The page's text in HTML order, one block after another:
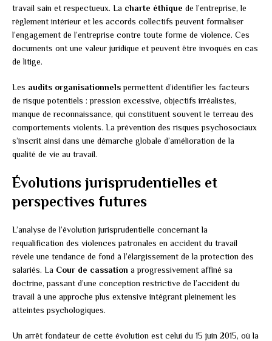
travail sain et respectueux. La charte éthique de l’entreprise, le
règlement intérieur et les accords collectifs peuvent formaliser
l’engagement de l’entreprise contre toute forme de violence. Ces
documents ont une valeur juridique et peuvent être invoqués en cas
de litige.
Les audits organisationnelspermettent d’identifier les facteurs
de risque potentiels : pression excessive, objectifs irréalistes,
manque de reconnaissance, qui constituent souvent le terreau des
comportements violents. La prévention des risques psychosociaux
s’inscrit ainsi dans une démarche globale d’amélioration de la
qualité de vie au travail.
Évolutions jurisprudentielles et
perspectives futures
L’analyse de l’évolution jurisprudentielle concernant la
requalification des violences patronales en accident du travail
révèle une tendance de fond à l’élargissement de la protection des
salariés. La Cour de cassation a progressivement affiné sa
doctrine, passant d’une conception restrictive de l’accident du
travail à une approche plus extensive intégrant pleinement les
atteintes psychologiques.
Un arrêt fondateur de cette évolution est celui du 15 juin 2015, où la